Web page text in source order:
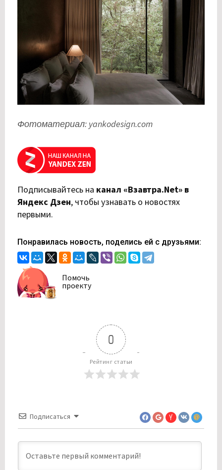
Фотоматериал: yankodesign.com
Подписывайтесь на канал «Взавтра.Net» в
Яндекс Дзен, чтобы узнавать о новостях
первыми.
Понравилась новость, поделись ей с друзьями:
Помочь
проекту
0
Рейтинг статьи
Подписаться